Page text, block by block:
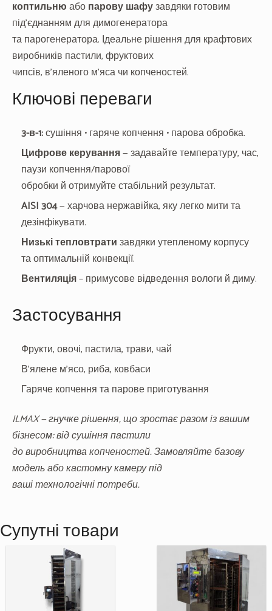
коптильнюабопарову шафузавдяки готовим
під’єднанням для димогенератора
та парогенератора. Ідеальне рішення для крафтових
виробників пастили, фруктових
чипсів, в’яленого м’яса чи копченостей.
Ключові переваги
3-в-1:сушіння • гаряче копчення • парова обробка.
Цифрове керування— задавайте температуру, час,
паузи копчення/парової
обробки й отримуйте стабільний результат.
AISI 304— харчова нержавійка, яку легко мити та
дезінфікувати.
Низькі тепловтратизавдяки утепленому корпусу
та оптимальній конвекції.
Вентиляція– примусове відведення вологи й диму.
Застосування
Фрукти, овочі, пастила, трави, чай
В’ялене м’ясо, риба, ковбаси
Гаряче копчення та парове приготування
ILMAX — гнучке рішення, що зростає разом із вашим
бізнесом: від сушіння пастили
до виробництва копченостей. Замовляйте базову
модель або кастомну камеру під
ваші технологічні потреби.
Супутні товари